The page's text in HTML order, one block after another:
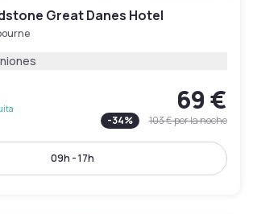
Great Danes Hotel
69 €
-34% 103 €por la noche
09h - 17h